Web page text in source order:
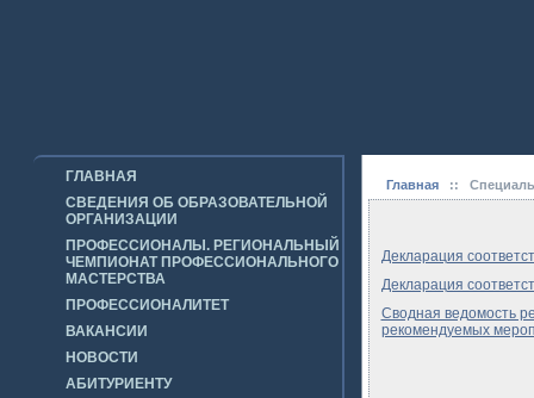
ГЛАВНАЯ
СВЕДЕНИЯ ОБ ОБРАЗОВАТЕЛЬНОЙ
ОРГАНИЗАЦИИ
ПРОФЕССИОНАЛЫ. РЕГИОНАЛЬНЫЙ
ЧЕМПИОНАТ ПРОФЕССИОНАЛЬНОГО
МАСТЕРСТВА
ПРОФЕССИОНАЛИТЕТ
ВАКАНСИИ
НОВОСТИ
АБИТУРИЕНТУ
Главная::
Декларация
Декларация
Сводная ведомость
рекомендуемых